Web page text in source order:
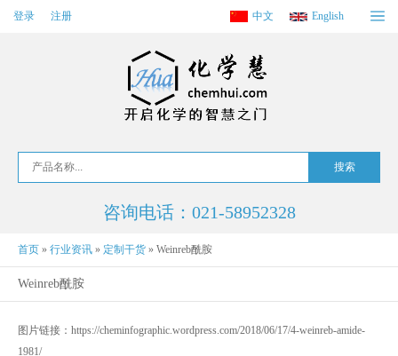
登录 注册 中文 English
咨询电话：021-58952328
首页 » 行业资讯 » 定制干货 » Weinreb酰胺
Weinreb酰胺
图片链接：https://cheminfographic.wordpress.com/2018/06/17/4-weinreb-amide-
1981/